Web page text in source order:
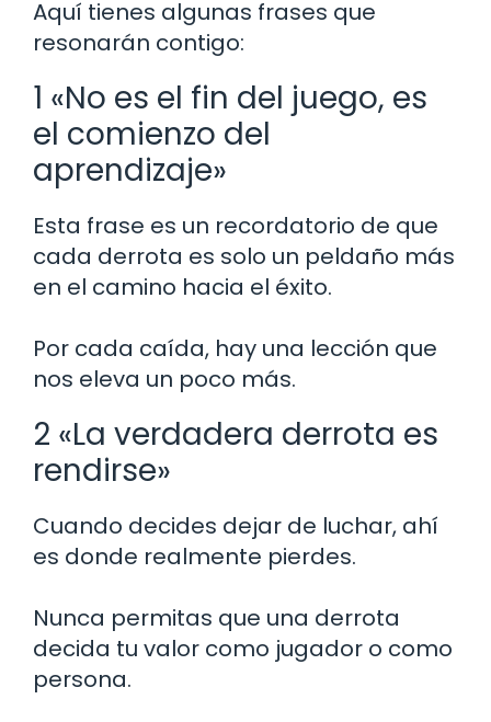
Aquí tienes algunas frases que
resonarán contigo:
1 «No es el fin del juego, es
el comienzo del
aprendizaje»
Esta frase es un recordatorio de que
cada derrota es solo un peldaño más
en el camino hacia el éxito.
Por cada caída, hay una lección que
nos eleva un poco más.
2 «La verdadera derrota es
rendirse»
Cuando decides dejar de luchar, ahí
es donde realmente pierdes.
Nunca permitas que una derrota
decida tu valor como jugador o como
persona.